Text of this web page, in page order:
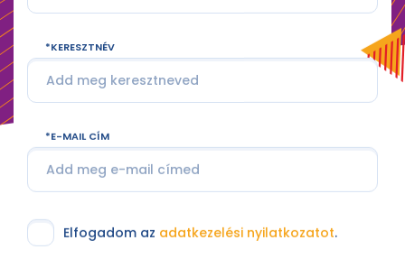
KERESZTNÉV
E-MAIL CÍM
Elfogadom az adatkezelési nyilatkozatot.